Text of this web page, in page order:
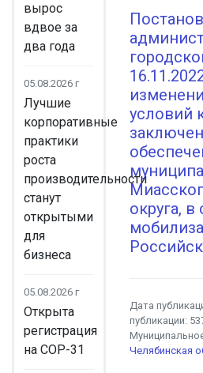
вырос
вдвое за
два года
05.08.2026 г
Лучшие
корпоративные
практики
роста
производительности
станут
открытыми
для
бизнеса
05.08.2026 г
Открыта
регистрация
на COP-31
условий
округа, в
Дата
публикации:
Челябинская